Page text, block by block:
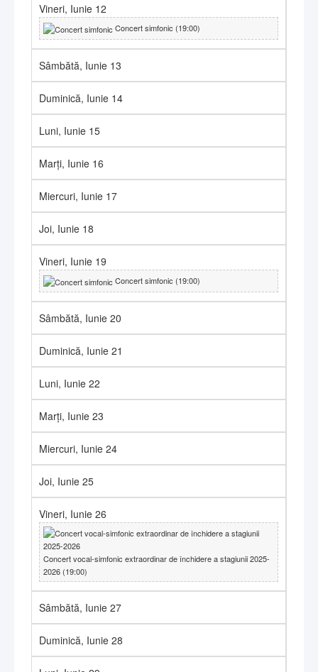
Vineri, Iunie 12
Concert simfonic (19:00)
Sâmbătă, Iunie 13
Duminică, Iunie 14
Luni, Iunie 15
Marți, Iunie 16
Miercuri, Iunie 17
Joi, Iunie 18
Vineri, Iunie 19
Concert simfonic (19:00)
Sâmbătă, Iunie 20
Duminică, Iunie 21
Luni, Iunie 22
Marți, Iunie 23
Miercuri, Iunie 24
Joi, Iunie 25
Vineri, Iunie 26
Concert vocal-simfonic extraordinar de închidere a stagiunii 2025-
2026 (19:00)
Sâmbătă, Iunie 27
Duminică, Iunie 28